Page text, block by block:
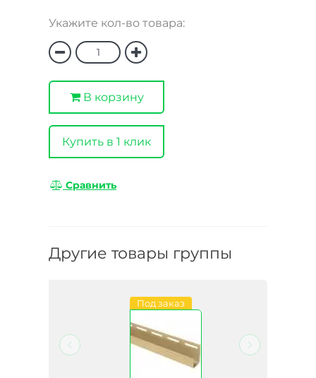
Укажите кол-во товара:
В корзину
Купить в 1 клик
Сравнить
Другие товары группы
Под заказ